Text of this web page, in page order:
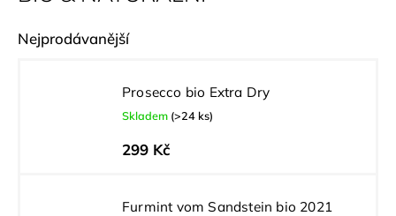
Nejprodávanější
Prosecco bio Extra Dry
Skladem (>24 ks)
299 Kč
Furmint vom Sandstein bio 2021